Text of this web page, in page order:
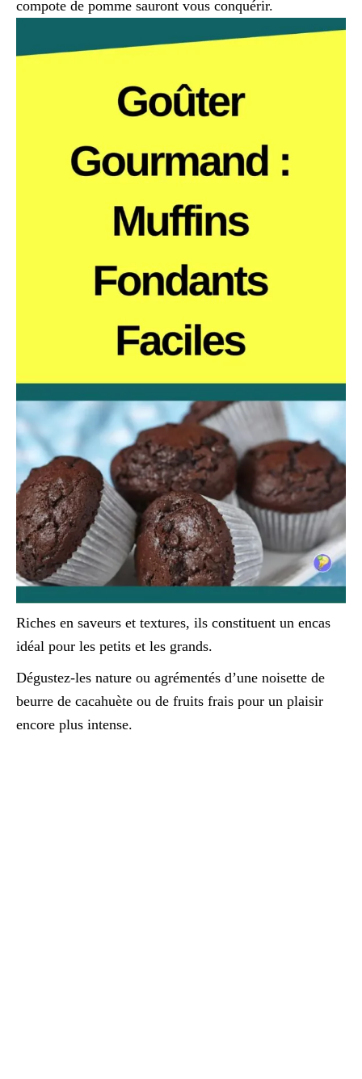
compote de pomme sauront vous conquérir.
Riches en saveurs et textures, ils constituent un encas
idéal pour les petits et les grands.
Dégustez-les nature ou agrémentés d’une noisette de
beurre de cacahuète ou de fruits frais pour un plaisir
encore plus intense.